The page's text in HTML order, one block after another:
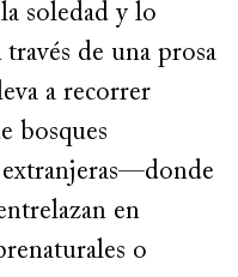
soledad y lo
de una prosa
a recorrer
bosques
extranjeras—donde
en
o